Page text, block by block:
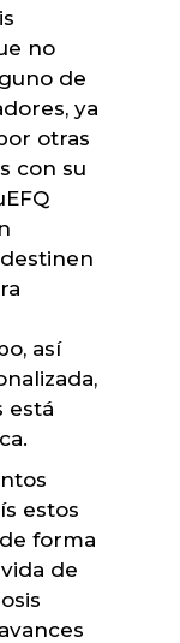
no
de
ya
otras
con su
así
está
estos
forma
de